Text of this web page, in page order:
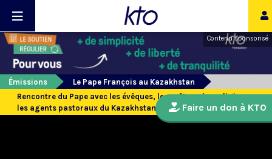
Contenu sponsorisé
Émissions
Le Pape François au Kazakhstan
Rencontre du Pape avec les évêques, les prêtres, les religieux,
les agents pastoraux du Kazakhstan
Faire un don à KTO